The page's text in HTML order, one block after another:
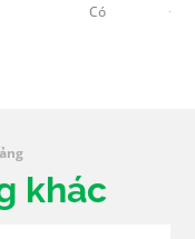
Có
khác